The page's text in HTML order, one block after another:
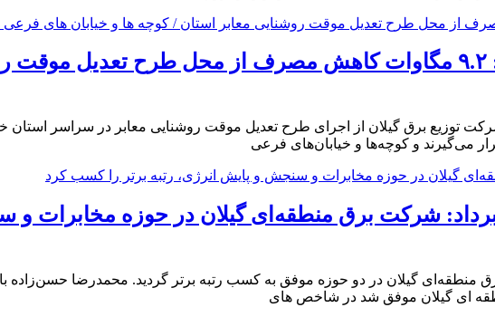
معاون بهره برداری و دیسپاچینگ توزیع برق گیلان: ۹.۲ مگاوات كاهش مصرف از
توزیع برق گیلان از اجرای طرح تعدیل موقت روشنایی معابر در سراسر استان
می‌گیرند و کوچه‌ها و خیابان‌های فرعی
شركت برق منطقه‌ای گیلان در حوزه مخابرات و
گیلان در دو حوزه موفق به کسب رتبه برتر گردید. محمدرضا حسن‌زاده